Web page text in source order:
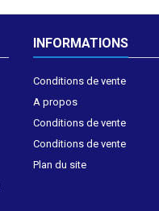
INFORMATIONS
Conditions de vente
A propos
Conditions de vente
Conditions de vente
Plan du site